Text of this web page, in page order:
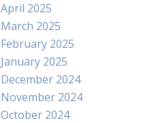
April 2025
March 2025
February 2025
January 2025
December 2024
November 2024
October 2024